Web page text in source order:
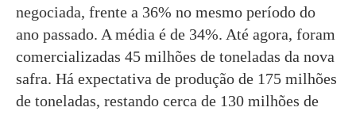
negociada, frente a 36% no mesmo período do
ano passado. A média é de 34%. Até agora, foram
comercializadas 45 milhões de toneladas da nova
safra. Há expectativa de produção de 175 milhões
de toneladas, restando cerca de 130 milhões de